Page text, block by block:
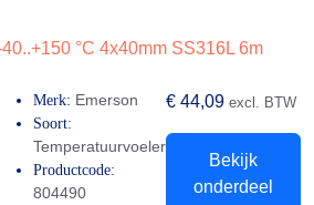
Merk: Emerson
Soort:
Temperatuurvoeler
Productcode:
804490
€ 44,09 excl. BTW
Bekijk
onderdeel